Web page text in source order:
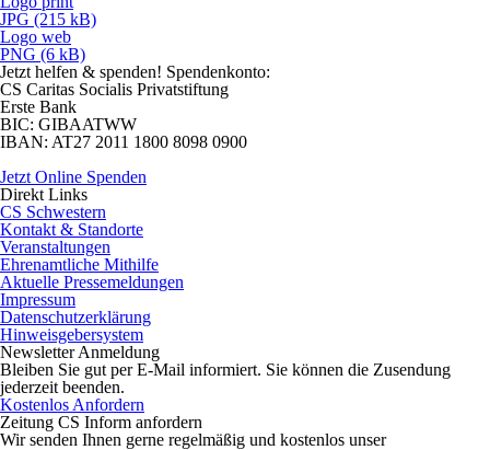
JPG (215 kB)
Logo web
PNG (6 kB)
Jetzt helfen & spenden! Spendenkonto:
CS Caritas Socialis Privatstiftung
Erste Bank
BIC: GIBAATWW
IBAN: AT27 2011 1800 8098 0900
Jetzt Online Spenden
Direkt Links
CS Schwestern
Kontakt & Standorte
Veranstaltungen
Ehrenamtliche Mithilfe
Aktuelle Pressemeldungen
Impressum
Datenschutzerklärung
Hinweisgebersystem
NewsletterAnmeldung
Bleiben Sie gut per E-Mail informiert. Sie können die Zusendung
jederzeit beenden.
Kostenlos Anfordern
Zeitung CS Inform anfordern
Wir senden Ihnen gerne regelmäßig und kostenlos unser